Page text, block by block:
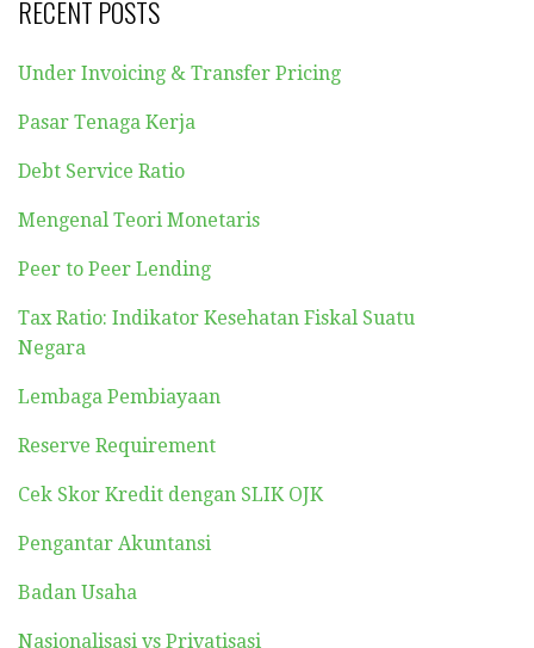
RECENT POSTS
Under Invoicing & Transfer Pricing
Pasar Tenaga Kerja
Debt Service Ratio
Mengenal Teori Monetaris
Peer to Peer Lending
Tax Ratio: Indikator Kesehatan Fiskal Suatu
Negara
Lembaga Pembiayaan
Reserve Requirement
Cek Skor Kredit dengan SLIK OJK
Pengantar Akuntansi
Badan Usaha
Nasionalisasi vs Privatisasi